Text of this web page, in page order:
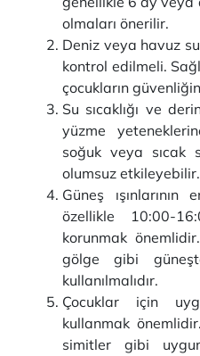
olmaları önerilir.
Deniz veya havuz
kontrol edilmeli.
çocukların
Su sıcaklığı ve
yüzme
soğuk veya sıcak
olumsuz etkileyebilir.
Güneş
özellikle 10:00-
korunmak
gölge gibi
kullanılmalıdır.
Çocuklar için
kullanmak
simitler gibi